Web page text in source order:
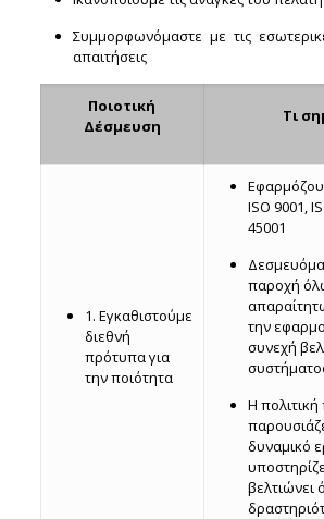
Συμμορφωνόμαστε με τις
απαιτήσεις
Ποιοτική
Δέσμευση
Τι
1. Εγκαθιστούμε
διεθνή
πρότυπα για
την ποιότητα
ISO 9001,
45001
παροχή
την
συνεχή
Η πολιτική
δυναμικό
βελτιώνει